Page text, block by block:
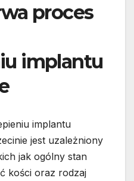
proces
implantu
implantu
jest uzależniony
jak ogólny stan
kości oraz rodzaj